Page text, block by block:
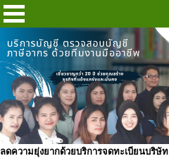
ลดความยุ่งยากด้วยบริการจดทะเบียนบริษัท